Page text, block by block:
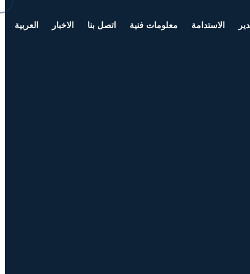
الاستدامة معلومات فنية اتصل بنا الاخبار العربية